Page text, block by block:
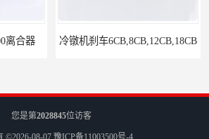
Airflex同等6CB200离合器
您是第2028845位访客
©2026-08-07 豫ICP备11003500号-4